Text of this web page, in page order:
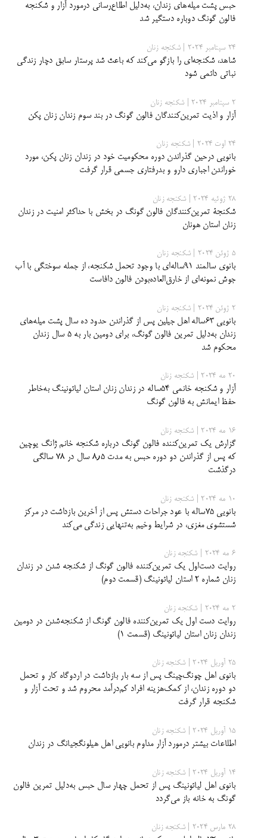
حبس پشت میله‌های زندان، به‌دلیل اطلاع‌رسانی درمورد آزار و شکنجه
فالون گونگ دوباره دستگیر شد
24 سپتامبر 2024 | شکنجه زنان
شاهد، شکنجه‌ای را بازگو می‌کند که باعث شد پرستار سابق دچار زندگی
نباتی دائمی شود
2 سپتامبر 2024 | شکنجه زنان
آزار و اذیت تمرین‌کنندگان فالون گونگ در بند سوم زندان زنان پکن
24 اوت 2024 | شکنجه زنان
بانویی درحین گذراندن دوره محکومیت خود در زندان زنان پکن، مورد
خوراندن اجباری دارو و بدرفتاری جسمی قرار گرفت
28 ژوئیه 2024 | شکنجه زنان
شکنجۀ تمرین‌کنندگان فالون گونگ در بخش با حداکثر امنیت در زندان
زنان استان هونان
5 ژوئن 2024 | شکنجه زنان
بانوی سالمند 91ساله‌ای با وجود تحمل شکنجه، از جمله سوختگی با آب
جوش نمونه‌ای از خارق‌العاده‌بودن فالون دافاست
2 ژوئن 2024 | شکنجه زنان
بانویی ۶۳ساله اهل جیلین پس از گذراندن حدود ده سال پشت میله‌های
زندان به‌دلیل تمرین فالون گونگ، برای دومین بار به ۵ سال زندان
محکوم شد
20 مه 2024 | شکنجه زنان
آزار و شکنجه خانمی ۵۴ساله در زندان زنان استان لیائونینگ به‌خاطر
حفظ ایمانش به فالون گونگ
16 مه 2024 | شکنجه زنان
گزارش یک تمرین‌کننده فالون گونگ درباره شکنجه خانم ژانگ یوچین
که پس از گذراندن دو دوره حبس به مدت ۸٫۵ سال در ۷۸ سالگی
درگذشت
10 مه 2024 | شکنجه زنان
بانویی ۷۵ساله با عود جراحات دستش پس از آخرین بازداشت در مرکز
شستشوی مغزی، در شرایط وخیم به‌تنهایی زندگی می‌کند
6 مه 2024 | شکنجه زنان
روایت دست‌اول یک تمرین‌کننده فالون گونگ از شکنجه شدن در زندان
زنان شماره 2 استان لیائونینگ (قسمت دوم)
2 مه 2024 | شکنجه زنان
روایت دست اول یک تمرین‌کننده فالون گونگ از شکنجه‌شدن در دومین
زندان زنان استان لیائونینگ (قسمت ۱)
25 آوریل 2024 | شکنجه زنان
بانوی اهل چونگ‌چینگ پس از سه بار بازداشت در اردوگاه کار و تحمل
دو دوره زندان، از کمک‌هزینه افراد کم‌درآمد محروم شد و تحت آزار و
شکنجه قرار گرفت
15 آوریل 2024 | شکنجه زنان
اطلاعات بیشتر درمورد آزار مداوم بانویی اهل هیلونگجیانگ در زندان
14 آوریل 2024 | شکنجه زنان
بانوی اهل لیائونینگ پس از تحمل چهار سال حبس به‌دلیل تمرین فالون
گونگ به خانه باز می‌گردد
28 مارس 2024 | شکنجه زنان